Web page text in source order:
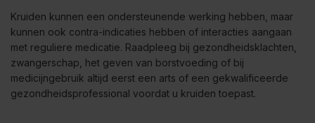
Kruiden kunnen een ondersteunende werking hebben, maar
kunnen ook contra-indicaties hebben of interacties aangaan
met reguliere medicatie. Raadpleeg bij gezondheidsklachten,
zwangerschap, het geven van borstvoeding of bij
medicijngebruik altijd eerst een arts of een gekwalificeerde
gezondheidsprofessional voordat u kruiden toepast.